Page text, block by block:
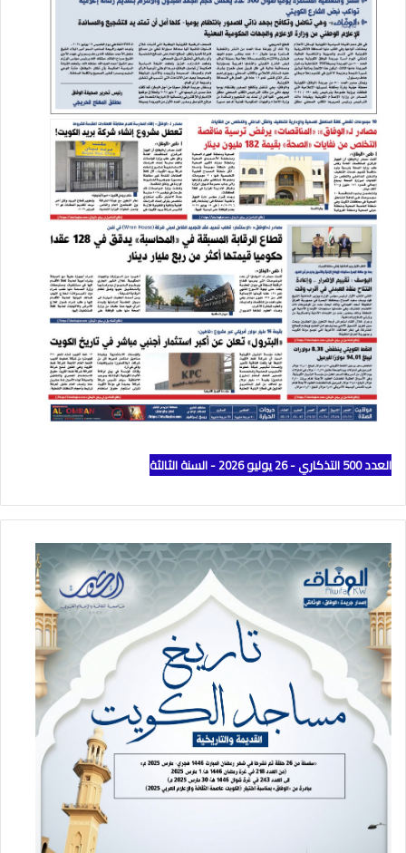
العدد 500 التذكاري - 26 يوليو 2026 - السنة الثالثة